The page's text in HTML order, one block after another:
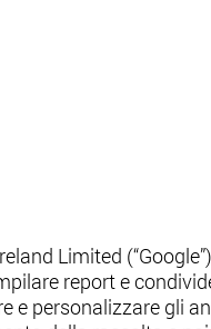
Limited
report e
e personalizzare gli